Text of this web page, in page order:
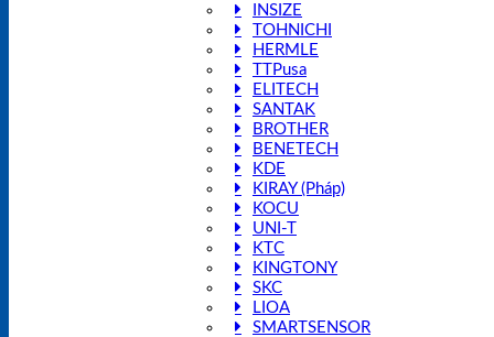
INSIZE
TOHNICHI
HERMLE
TTPusa
ELITECH
SANTAK
BROTHER
BENETECH
KDE
KIRAY (Pháp)
KOCU
UNI-T
KTC
KINGTONY
SKC
LIOA
SMARTSENSOR